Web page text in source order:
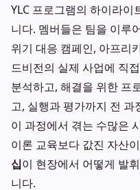
YLC 프로그램의 하이라이
니다. 멤버들은 팀을 이루
위기 대응 캠페인, 아프리
드비전의 실제 사업에 직
분석하고, 해결을 위한 프
고, 실행과 평가까지 전
이 과정에서 겪는 수많은
이론 교육보다 값진 자산
십이 현장에서 어떻게 발
니다.